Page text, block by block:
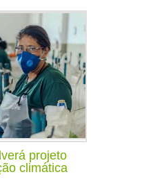
projeto
climática